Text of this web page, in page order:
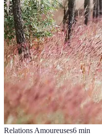
Relations Amoureuses6 min